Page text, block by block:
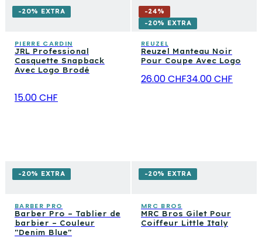
-20% EXTRA
PIERRE CARDIN
JRL Professional
Casquette Snapback
Avec Logo Brodé
15.00 CHF
-24%
-20% EXTRA
REUZEL
Reuzel Manteau Noir
Pour Coupe Avec Logo
26.00 CHF34.00 CHF
-20% EXTRA
BARBER PRO
Barber Pro – Tablier de
barbier – Couleur
"Denim Blue"
-20% EXTRA
MRC BROS
MRC Bros Gilet Pour
Coiffeur Little Italy